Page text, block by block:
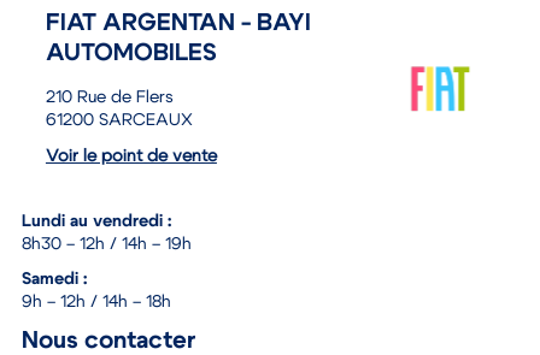
FIAT ARGENTAN - BAYI
AUTOMOBILES
210 Rue de Flers
61200 SARCEAUX
Voir le point de vente
Lundi au vendredi :
8h30 – 12h / 14h – 19h
Samedi :
9h – 12h / 14h – 18h
Nous contacter